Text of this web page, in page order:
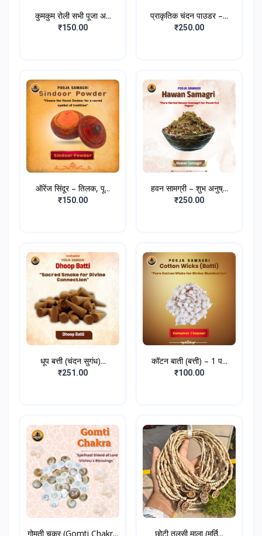
कुमकुम रोली सभी पूजा अ...
₹150.00
प्राकृतिक चंदन पाउडर –...
₹250.00
ऑरेंज सिंदूर – तिलक, पू...
₹150.00
हवन सामग्री – शुभ अनुष्...
₹250.00
धूप बत्ती (चंदन सुगंध)...
₹251.00
कॉटन बाती (बत्ती) – 1 प...
₹100.00
गोमती चक्र (Gomti Chakr... छोटी तुलसी माला (मूर्ति...